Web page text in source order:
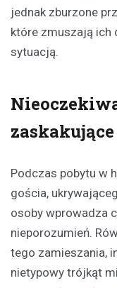
jednak zburzone
które zmuszają ich
sytuacją.
Podczas pobytu w
gościa,
osoby wprowadza
nieporozumień.
tego zamieszania,
nietypowy trójkąt